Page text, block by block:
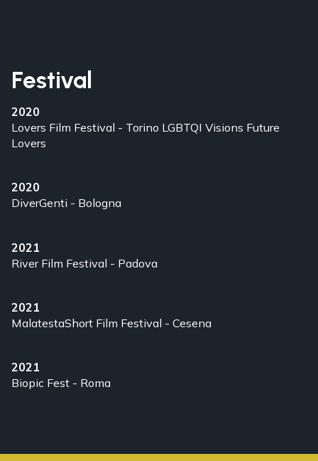
Festival
2020
Lovers Film Festival - Torino LGBTQI Visions Future
Lovers
2020
DiverGenti - Bologna
2021
River Film Festival - Padova
2021
MalatestaShort Film Festival - Cesena
2021
Biopic Fest - Roma